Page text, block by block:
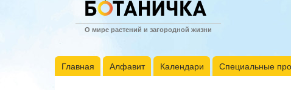
О мире растений и загородной жизни
Главная Алфавит Календари Специальные